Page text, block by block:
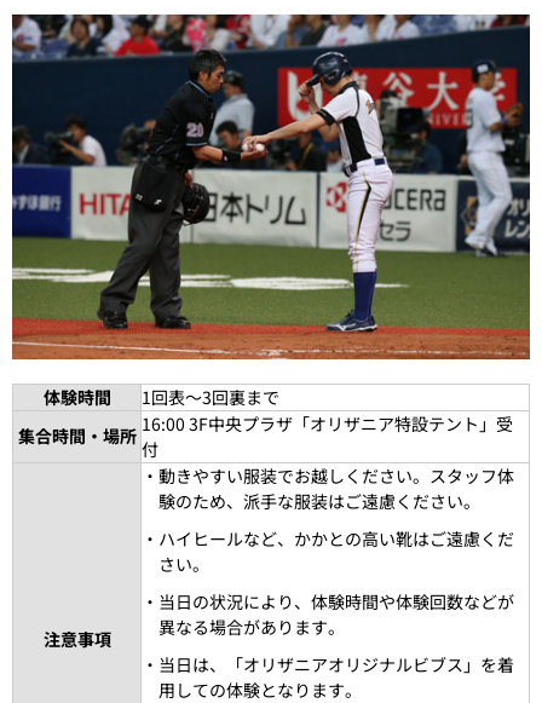
体験時間
1回表～3回裏まで
集合時間・場所 16:00 3F中央プラザ「オリザニア特設テント」受
付
注意事項
・動きやすい服装でお越しください。スタッフ体
験のため、派手な服装はご遠慮ください。
・ハイヒールなど、かかとの高い靴はご遠慮くだ
さい。
・当日の状況により、体験時間や体験回数などが
異なる場合があります。
・当日は、「オリザニアオリジナルビブス」を着
用しての体験となります。